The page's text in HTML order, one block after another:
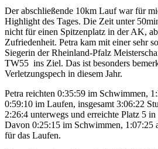
Der abschließende 10km Lauf war für
Highlight des Tages. Die Zeit unter
nicht für einen Spitzenplatz in der AK,
Zufriedenheit. Petra kam mit einer sehr
Siegerin der Rheinland-Pfalz
TW55 ins Ziel. Das ist besonders
Verletzungspech in diesem Jahr.
Petra reichten 0:35:59 im Schwimmen,
0:59:10 im Laufen, insgesamt 3:06:22
2:26:4 unterwegs und erreichte Platz 5
Davon 0:25:15 im Schwimmen, 1:07:25
für das Laufen.